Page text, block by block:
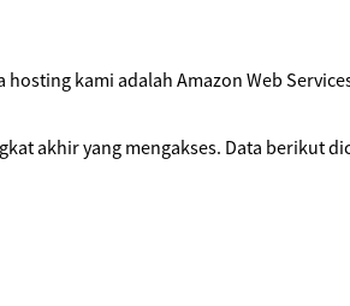
kami adalah Amazon Web
akhir yang mengakses. Data berikut